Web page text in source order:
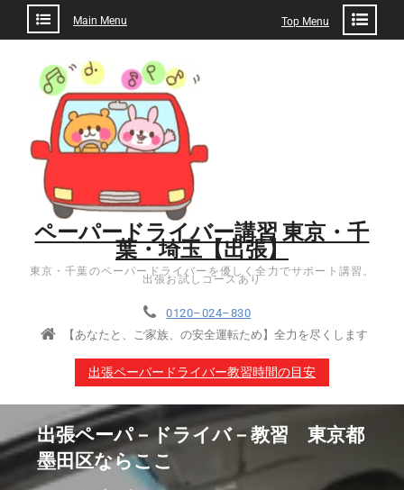
Main Menu Top Menu
ペーパードライバー講習 東京・千
葉・埼玉【出張】
東京・千葉のペーパードライバーを優しく全力でサポート講習。
出張お試しコースあり
0120–024–830
【あなたと、ご家族、の安全運転ため】全力を尽くします
出張ペーパードライバー教習時間の目安
出張ペーパ－ドライバ－教習 東京都
墨田区ならここ